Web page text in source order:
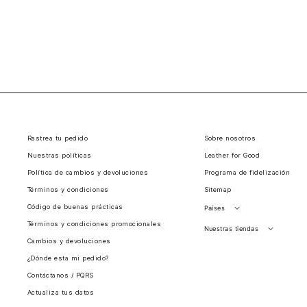
Rastrea tu pedido
Nuestras políticas
Política de cambios y devoluciones
Términos y condiciones
Código de buenas prácticas
Términos y condiciones promocionales
Cambios y devoluciones
¿Dónde esta mi pedido?
Contáctanos / PQRS
Actualiza tus datos
Sobre nosotros
Leather for Good
Programa de fidelización
Sitemap
Países
Perú
Nuestras tiendas